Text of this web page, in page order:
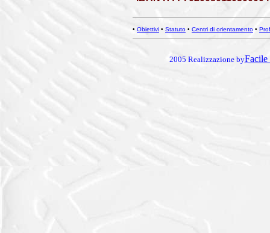
• Obiettivi • Statuto • Centri di orientamento •
2005 Realizzazione byFacile